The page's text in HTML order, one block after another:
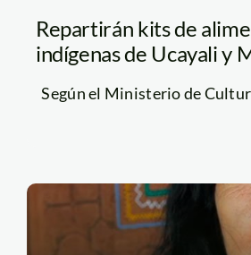
Repartirán kits de
indígenas de Ucayali y
Según el Ministerio de